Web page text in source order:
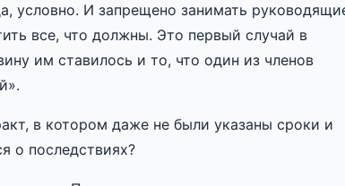
условно. И запрещено занимать
все, что должны. Это первый случай в
им ставилось и то, что один из членов
в котором даже не были указаны сроки и
о последствиях?